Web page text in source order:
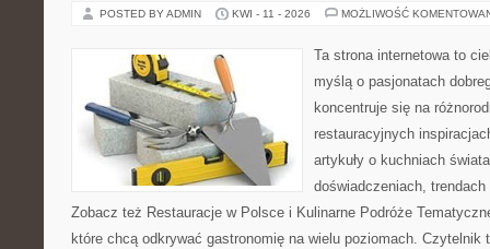
POSTED BY ADMIN KWI - 11 - 2026 MOŻLIWOŚĆ
Ta strona internetowa to
myślą o pasjonatach
koncentruje się na
restauracyjnych
artykuły o kuchniach
doświadczeniach,
Zobacz też Restauracje w Polsce i Kulinarne Podróże
które chcą odkrywać gastronomię na wielu poziomach. Czytelnik